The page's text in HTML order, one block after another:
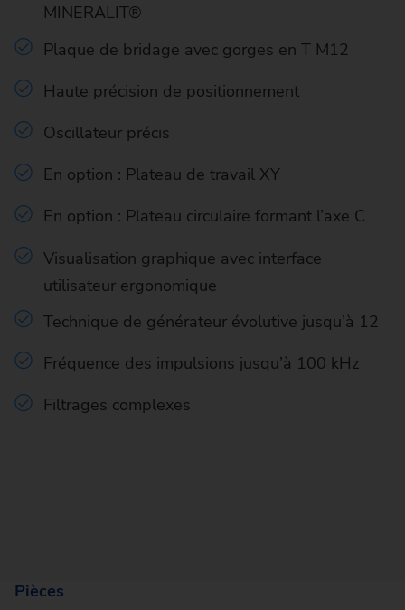
MINERALIT®
Plaque de bridage avec gorges en T M12
Haute précision de positionnement
Oscillateur précis
En option : Plateau de travail XY
En option : Plateau circulaire formant l’axe C
Visualisation graphique avec interface
utilisateur ergonomique
Technique de générateur évolutive jusqu’à 12
Fréquence des impulsions jusqu’à 100 kHz
Filtrages complexes
Pièces